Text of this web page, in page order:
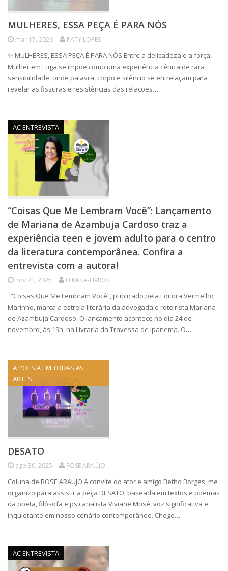
MULHERES, ESSA PEÇA É PARA NÓS
mar 17, 2026 PATY LOPES
✨ MULHERES, ESSA PEÇA É PARA NÓS Entre a delicadeza e a força,
Mulher em Fuga se impõe como uma experiência cênica de rara
sensibilidade, onde palavra, corpo e silêncio se entrelaçam para
revelar as fissuras e resistências das relações…
AC ENTREVISTA
“Coisas Que Me Lembram Você”: Lançamento
de Mariana de Azambuja Cardoso traz a
experiência teen e jovem adulto para o centro
da literatura contemporânea. Confira a
entrevista com a autora!
nov 21, 2025 DIKAS e-LIVROS
“Coisas Que Me Lembram Você“, publicado pela Editora Vermelho
Marinho, marca a estreia literária da advogada e roteirista Mariana
de Azambuja Cardoso. O lançamento acontece no dia 24 de
novembro, às 19h, na Livraria da Travessa de Ipanema. O…
A POESIA EM TODAS AS
ARTES
DESATO
ago 30, 2025 ROSE ARAÚJO
Coluna de ROSE ARAUJO A convite do ator e amigo Betho Borges, me
organizo para assistir a peça DESATO, baseada em textos e poemas
da poeta, filósofa e psicanalista Viviane Mosé, voz significativa e
inquietante em nosso cenário contemporâneo. Chego…
AC ENTREVISTA